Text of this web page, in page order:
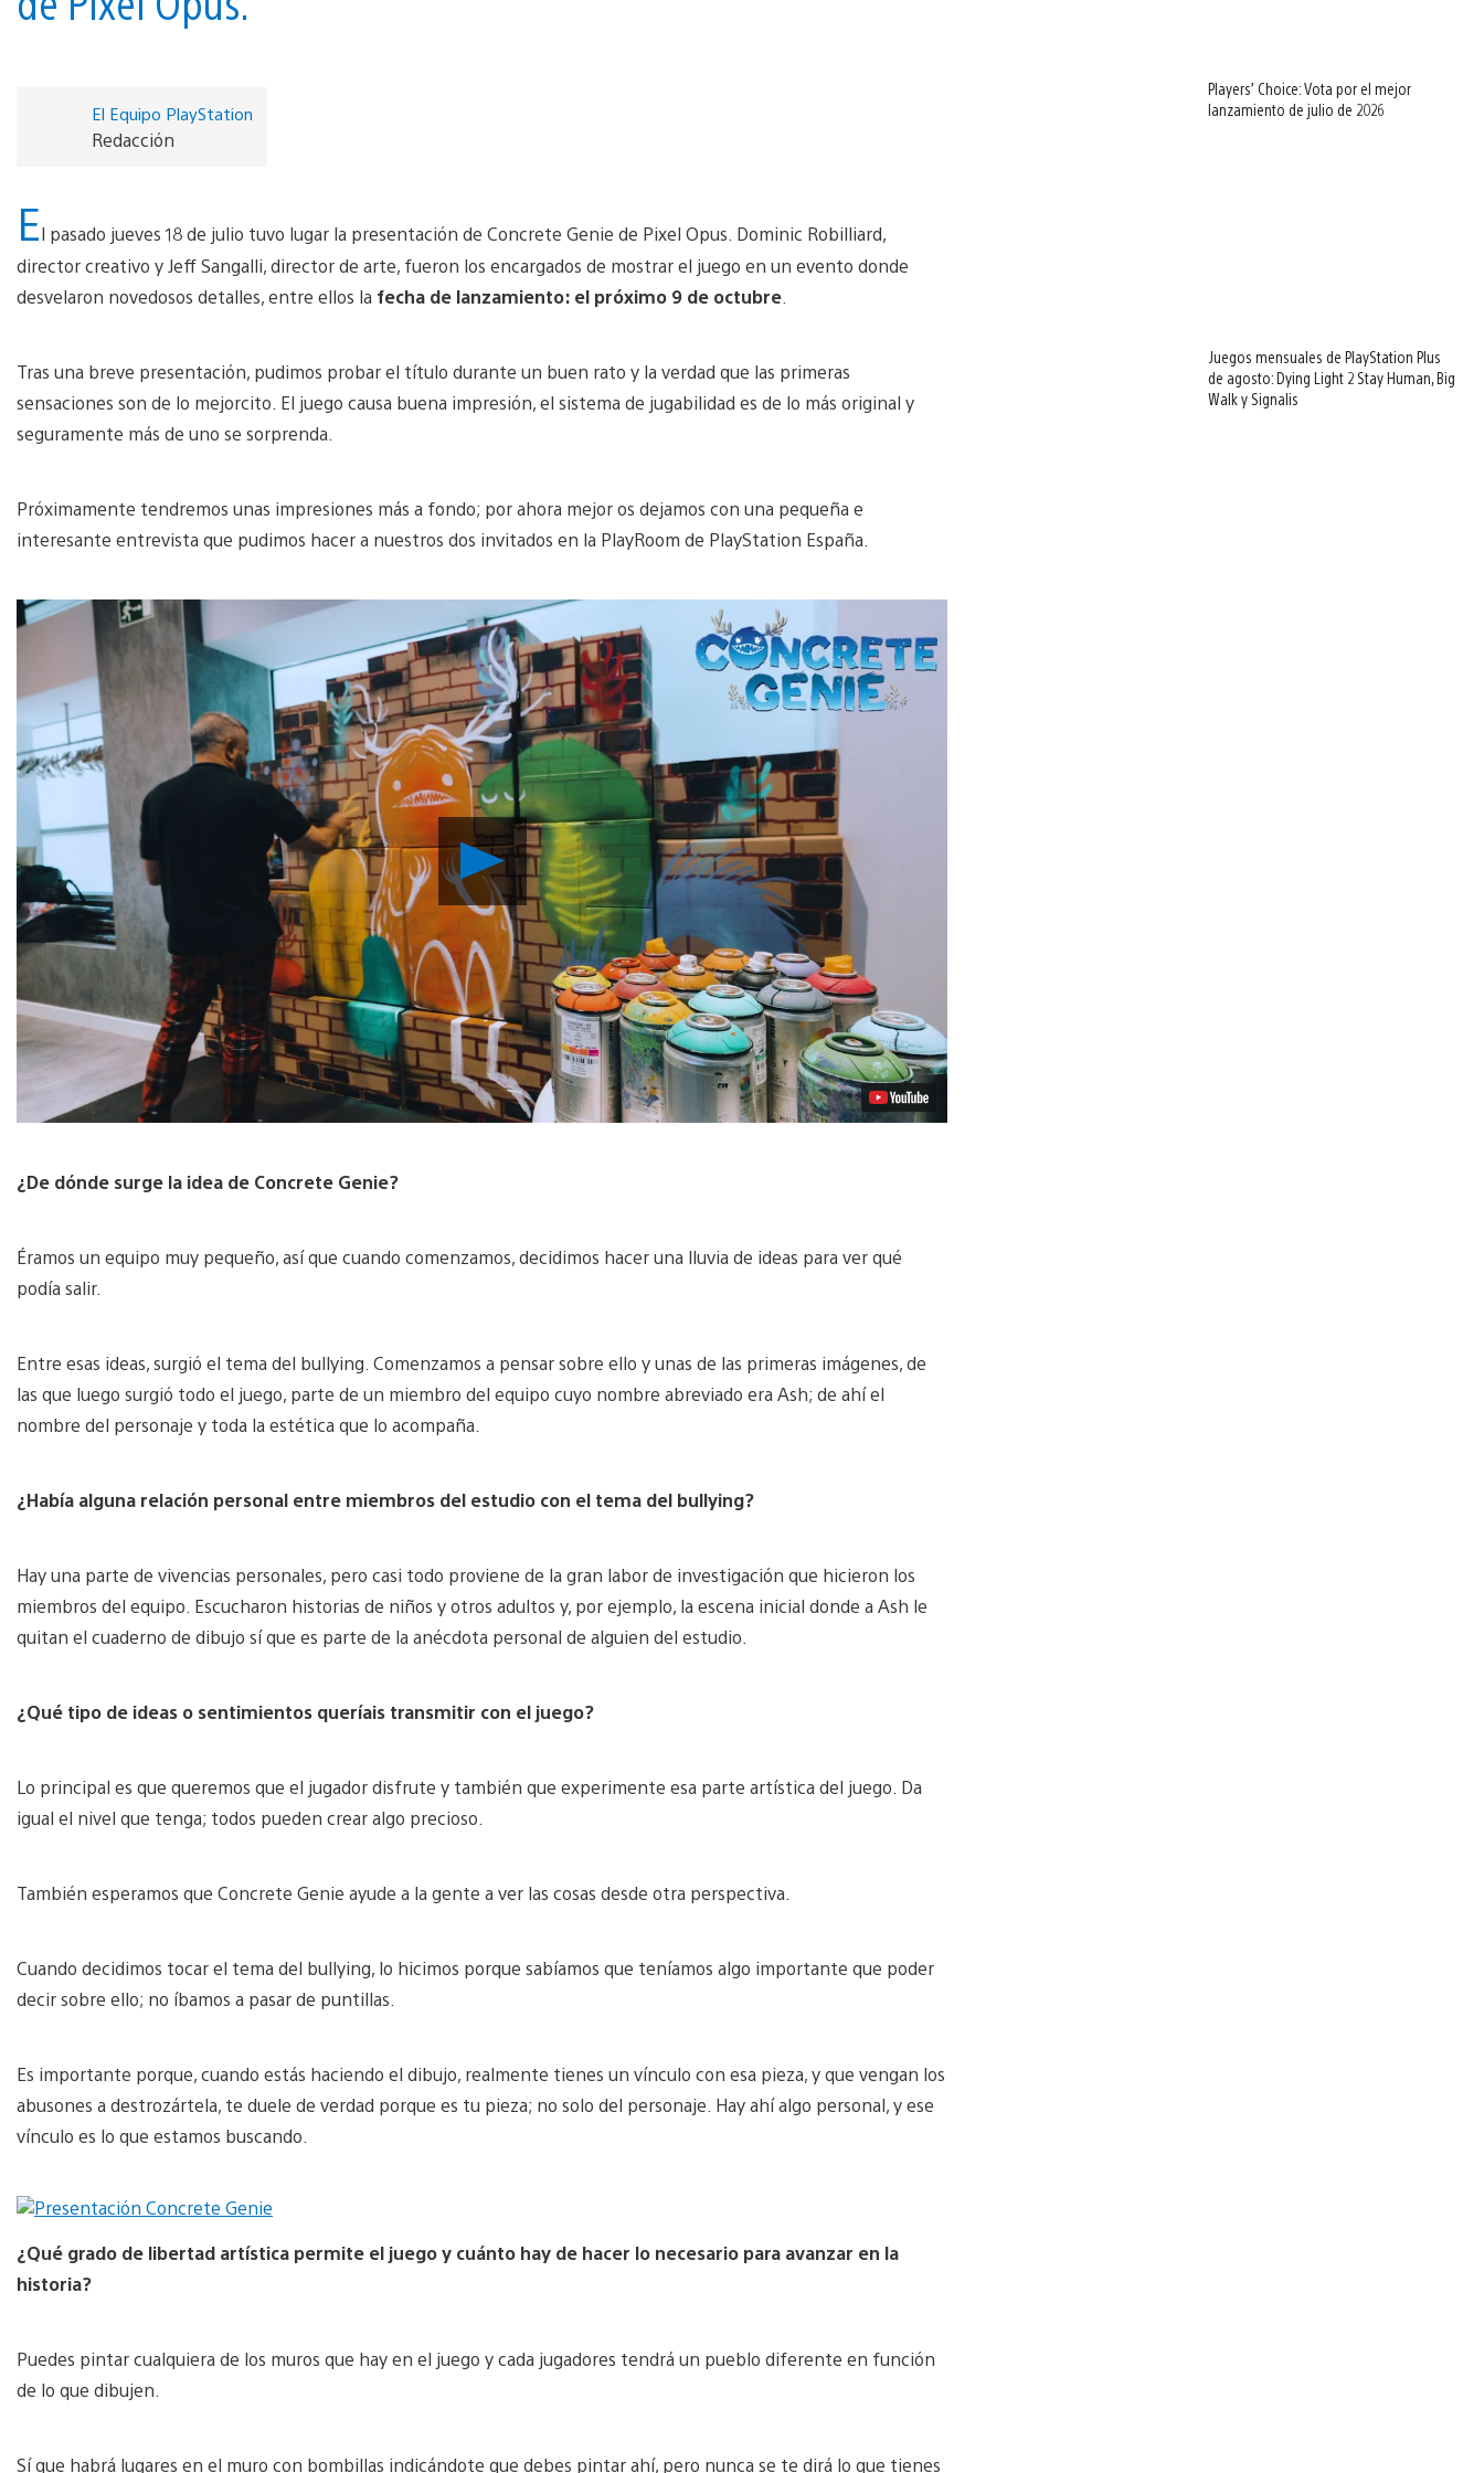
El Equipo PlayStation
Redacción
El pasado jueves 18 de julio tuvo lugar la presentación de Concrete Genie de Pixel Opus. Dominic Robilliard,
director creativo y Jeff Sangalli, director de arte, fueron los encargados de mostrar el juego en un evento donde
desvelaron novedosos detalles, entre ellos la fecha de lanzamiento: el próximo 9 de octubre
Tras una breve presentación, pudimos probar el título durante un buen rato y la verdad que las primeras
sensaciones son de lo mejorcito. El juego causa buena impresión, el sistema de jugabilidad es de lo más original y
seguramente más de uno se sorprenda.
Próximamente tendremos unas impresiones más a fondo; por ahora mejor os dejamos con una pequeña e
interesante entrevista que pudimos hacer a nuestros dos invitados en la PlayRoom de PlayStation España.
Reproducir
vídeo
¿De dónde surge la idea de Concrete Genie?
Éramos un equipo muy pequeño, así que cuando comenzamos, decidimos hacer una lluvia de ideas para ver qué
podía salir.
Entre esas ideas, surgió el tema del bullying. Comenzamos a pensar sobre ello y unas de las primeras imágenes, de
las que luego surgió todo el juego, parte de un miembro del equipo cuyo nombre abreviado era Ash; de ahí el
nombre del personaje y toda la estética que lo acompaña.
¿Había alguna relación personal entre miembros del estudio con el tema del bullying?
Hay una parte de vivencias personales, pero casi todo proviene de la gran labor de investigación que hicieron los
miembros del equipo. Escucharon historias de niños y otros adultos y, por ejemplo, la escena inicial donde a Ash le
quitan el cuaderno de dibujo sí que es parte de la anécdota personal de alguien del estudio.
¿Qué tipo de ideas o sentimientos queríais transmitir con el juego?
Lo principal es que queremos que el jugador disfrute y también que experimente esa parte artística del juego. Da
igual el nivel que tenga; todos pueden crear algo precioso.
También esperamos que Concrete Genie ayude a la gente a ver las cosas desde otra perspectiva.
Cuando decidimos tocar el tema del bullying, lo hicimos porque sabíamos que teníamos algo importante que poder
decir sobre ello; no íbamos a pasar de puntillas.
Es importante porque, cuando estás haciendo el dibujo, realmente tienes un vínculo con esa pieza, y que vengan los
abusones a destrozártela, te duele de verdad porque es tu pieza; no solo del personaje. Hay ahí algo personal, y ese
vínculo es lo que estamos buscando.
¿Qué grado de libertad artística permite el juego y cuánto hay de hacer lo necesario para avanzar en la
historia?
Puedes pintar cualquiera de los muros que hay en el juego y cada jugadores tendrá un pueblo diferente en función
de lo que dibujen.
Sí que habrá lugares en el muro con bombillas indicándote que debes pintar ahí, pero nunca se te dirá lo que tienes
Players’ Choice: Vota por el mejor
lanzamiento de julio de 2026
Juegos mensuales de PlayStation Plus
de agosto: Dying Light 2 Stay Human, Big
Walk y Signalis